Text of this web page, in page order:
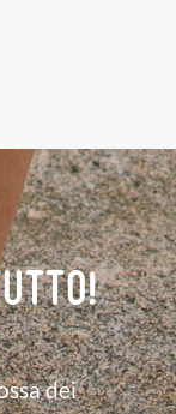
dei